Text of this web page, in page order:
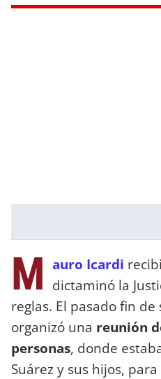
M auro Icardi
dictaminó la
reglas. El pasado fin
organizó una reunión
personas, donde
Suárez y sus hijos,